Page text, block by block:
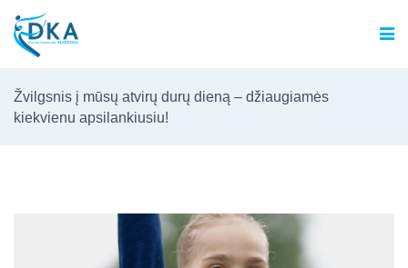
Žvilgsnis į mūsų atvirų durų dieną – džiaugiamės
kiekvienu apsilankiusiu!